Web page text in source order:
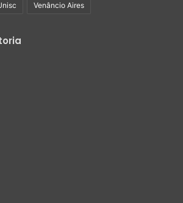
Venâncio Aires